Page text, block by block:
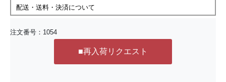
配送・送料・決済について
注文番号： 1054